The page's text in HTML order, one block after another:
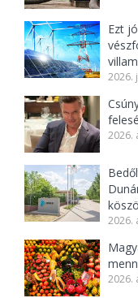
Ezt
2026.
2026.
2026.
2026.